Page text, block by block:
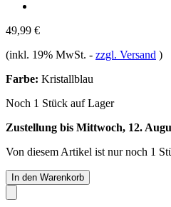
49,99 €
(inkl. 19% MwSt. - zzgl. Versand )
Farbe: Kristallblau
Noch 1 Stück auf Lager
Zustellung bis Mittwoch, 12.
Von diesem Artikel ist nur noch 1
In den Warenkorb